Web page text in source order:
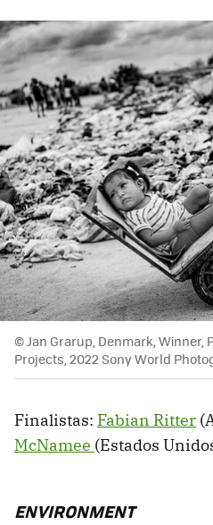
© Jan Grarup, Denmark,
Projects, 2022 Sony World
Finalistas: Fabian Ritter
McNamee (Estados
ENVIRONMENT